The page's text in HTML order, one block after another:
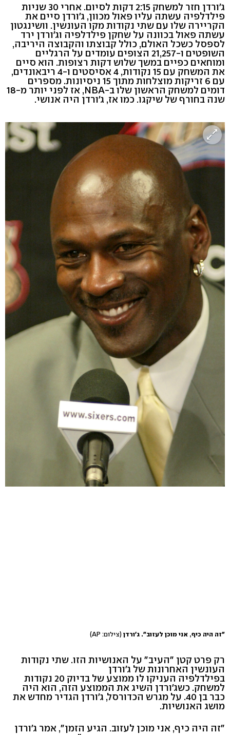
ג'ורדן חזר למשחק 2:15 דקות לסיום. אחרי 30 שניות
פילדלפיה עשתה עליו פאול מכוון, ג'ורדן סיים את
הקריירה שלו עם שתי נקודות מקו העונשין. וושינגטון
עשתה פאול בכוונה על שחקן פילדלפיה וג'ורדן ירד
לספסל כשכל האולם, כולל קבוצתו והקבוצה היריבה,
השופטים ו-21,257 הצופים עומדים על הרגליים
ומוחאים כפיים במשך שלוש דקות רצופות. הוא סיים
את המשחק עם 15 נקודות, 4 אסיסטים ו-4 ריבאונדים,
עם 6 זריקות מוצלחות מתוך 15 ניסיונות. מספרים
דומים למשחק הראשון שלו ב-NBA, אז לפני יותר מ-18
שנה בחורף של שיקגו. כמו אז, ג'ורדן היה אנושי.
"זה היה כיף, אני מוכן לעזוב". ג'ורדן (צילום: AP)
רק פרט קטן "העיב" על האנושיות הזו. שתי נקודות
העונשין האחרונות של ג'ורדן
בפילדלפיה העניקו לו ממוצע של בדיוק 20 נקודות
למשחק. כשג'ורדן השיג את הממוצע הזה, הוא היה
כבר בן 40. על מגרש הכדורסל, ג'ורדן הגדיר מחדש את
מושג האנושיות.
"זה היה כיף, אני מוכן לעזוב. הגיע הזמן", אמר ג'ורדן